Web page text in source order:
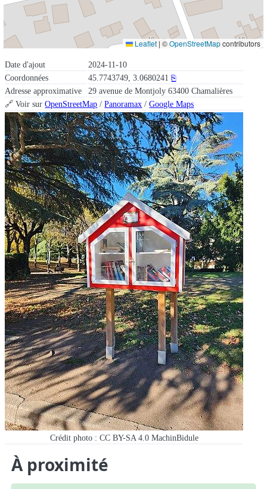
Date d'ajout
2024-11-10
Coordonnées
45.7743749, 3.0680241 ⎘
Adresse approximative
29 avenue de Montjoly 63400 Chamalières
🔗 Voir surOpenStreetMap /Panoramax /Google Maps
Crédit photo : CC BY-SA 4.0 MachinBidule
Leaflet | ©OpenStreetMapcontributors
À proximité